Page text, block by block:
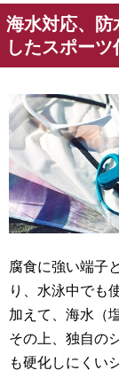
海水対応、防
したスポーツ
腐食に強い端子
り、水泳中でも
加えて、海水（
その上、独自の
も硬化しにくい